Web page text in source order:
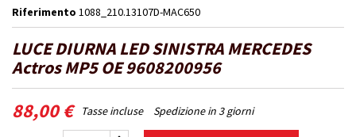
Riferimento 1088_210.13107D-MAC650
LUCE DIURNA LED SINISTRA MERCEDES
Actros MP5 OE 9608200956
88,00 € Tasse incluse Spedizione in 3 giorni